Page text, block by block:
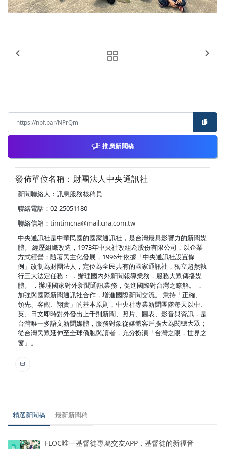
推廣新聞稿
發佈單位名稱：財團法人中央通訊社
新聞聯絡人：訊息服務核稿員
聯絡電話：02-25051180
聯絡信箱： timtimcna@mail.cna.com.tw
中央通訊社是中華民國的國家通訊社，是台灣最具影響力的新聞媒
體。 經歷組織改造，1973年中央社改組為股份有限公司，以企業
方式經營；隨著民主化發展，1996年依據「中央通訊社設置條
例」改制為財團法人，定位為全民共有的國家通訊社，獨立超然執
行三大法定任務： ．辦理國內外新聞報導業務，服務大眾傳播媒
體。 ．辦理國家對外新聞通訊業務，促進國際對台灣之瞭解。 ．
加強與國際新聞通訊社合作，增進國際新聞交流。 秉持「正確、
領先、客觀、翔實」的基本原則，中央社專業新聞團隊每天以中、
英、日文即時對外發出上千則新聞、照片、圖表、影音與資訊，是
台灣唯一多語文新聞媒體，服務對象從媒體客戶擴大為閱聽大眾；
從台灣民眾延伸至全球僑胞與讀者，充分扮演「台灣之眼，世界之
窗」。
精選新聞稿 最新新聞稿
FLOC唯一基督徒專屬交友APP，基督徒的新福音